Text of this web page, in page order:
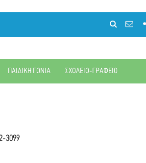
ΠΑΙΔΙΚΗ ΓΩΝΙΑ ΣΧΟΛΕΙΟ-ΓΡΑΦΕΙΟ
3099